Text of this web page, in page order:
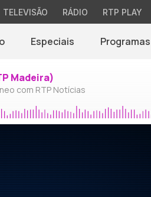
TELEVISÃO RÁDIO RTP PLAY
Especiais Programas
Madeira)
com RTP Notícias